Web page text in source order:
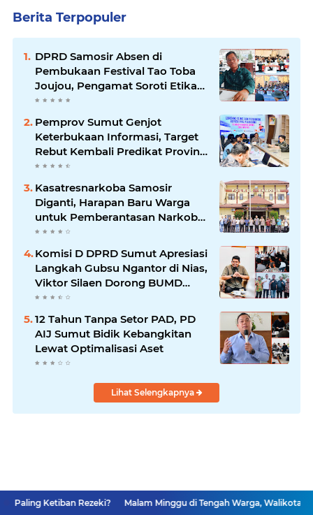
Berita Terpopuler
DPRD Samosir Absen di
Pembukaan Festival Tao Toba
Joujou, Pengamat Soroti Etika
Birokrasi Pemkab
Pemprov Sumut Genjot
Keterbukaan Informasi, Target
Rebut Kembali Predikat Provinsi
Informatif
Kasatresnarkoba Samosir
Diganti, Harapan Baru Warga
untuk Pemberantasan Narkoba
Menguat
Komisi D DPRD Sumut Apresiasi
Langkah Gubsu Ngantor di Nias,
Viktor Silaen Dorong BUMD
Kelola Rumput Laut
12 Tahun Tanpa Setor PAD, PD
AIJ Sumut Bidik Kebangkitan
Lewat Optimalisasi Aset
Lihat Selengkapnya
Rezeki? Malam Minggu di Tengah Warga, Walikota Rico Waas Janji